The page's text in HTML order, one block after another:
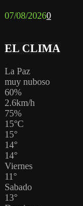
07/08/20260
EL CLIMA
La Paz
muy nuboso
60%
2.6km/h
75%
15°C
15°
14°
14°
Viernes
11 °
Sabado
13°